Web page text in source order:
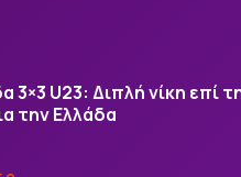
3×3 U23: Διπλή νίκη επί
την Ελλάδα